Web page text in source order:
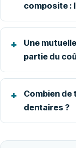
composite :
Une
partie du
Combien
dentaires ?